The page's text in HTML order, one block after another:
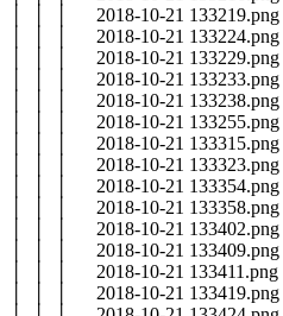
│ │ │ 2018-10-21 133219.png
│ │ │ 2018-10-21 133224.png
│ │ │ 2018-10-21 133229.png
│ │ │ 2018-10-21 133233.png
│ │ │ 2018-10-21 133238.png
│ │ │ 2018-10-21 133255.png
│ │ │ 2018-10-21 133315.png
│ │ │ 2018-10-21 133323.png
│ │ │ 2018-10-21 133354.png
│ │ │ 2018-10-21 133358.png
│ │ │ 2018-10-21 133402.png
│ │ │ 2018-10-21 133409.png
│ │ │ 2018-10-21 133411.png
│ │ │ 2018-10-21 133419.png